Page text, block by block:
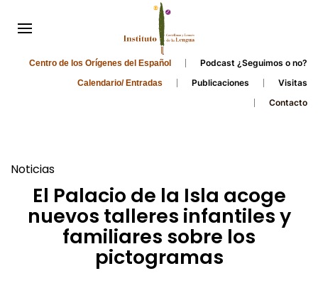
Centro de los Orígenes del Español Podcast ¿Seguimos o no?
Calendario/ Entradas Publicaciones
Visitas
Contacto
Noticias
El Palacio de la Isla acoge
nuevos talleres infantiles y
familiares sobre los
pictogramas